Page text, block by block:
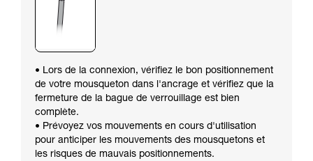
• Lors de la connexion, vérifiez le bon positionnement
de votre mousqueton dans l'ancrage et vérifiez que la
fermeture de la bague de verrouillage est bien
complète.
• Prévoyez vos mouvements en cours d'utilisation
pour anticiper les mouvements des mousquetons et
les risques de mauvais positionnements.